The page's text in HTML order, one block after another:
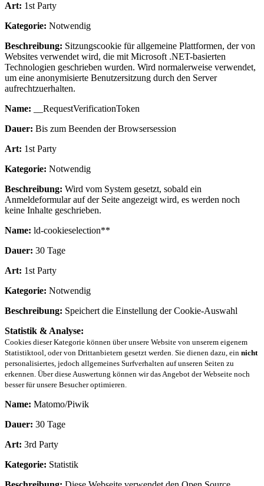
Art: 1st Party
Kategorie: Notwendig
Beschreibung: Sitzungscookie für allgemeine Plattformen, der von
Websites verwendet wird, die mit Microsoft .NET-basierten
Technologien geschrieben wurden. Wird normalerweise verwendet,
um eine anonymisierte Benutzersitzung durch den Server
aufrechtzuerhalten.
Name: __RequestVerificationToken
Dauer: Bis zum Beenden der Browsersession
Art: 1st Party
Kategorie: Notwendig
Beschreibung: Wird vom System gesetzt, sobald ein
Anmeldeformular auf der Seite angezeigt wird, es werden noch
keine Inhalte geschrieben.
Name: ld-cookieselection**
Dauer: 30 Tage
Art: 1st Party
Kategorie: Notwendig
Beschreibung: Speichert die Einstellung der Cookie-Auswahl
Statistik & Analyse:
Cookies dieser Kategorie können über unsere Website von unserem eigenem
Statistiktool, oder von Drittanbietern gesetzt werden. Sie dienen dazu, ein nicht
personalisiertes, jedoch allgemeines Surfverhalten auf unseren Seiten zu
erkennen. Über diese Auswertung können wir das Angebot der Webseite noch
besser für unsere Besucher optimieren.
Name: Matomo/Piwik
Dauer: 30 Tage
Art: 3rd Party
Kategorie: Statistik